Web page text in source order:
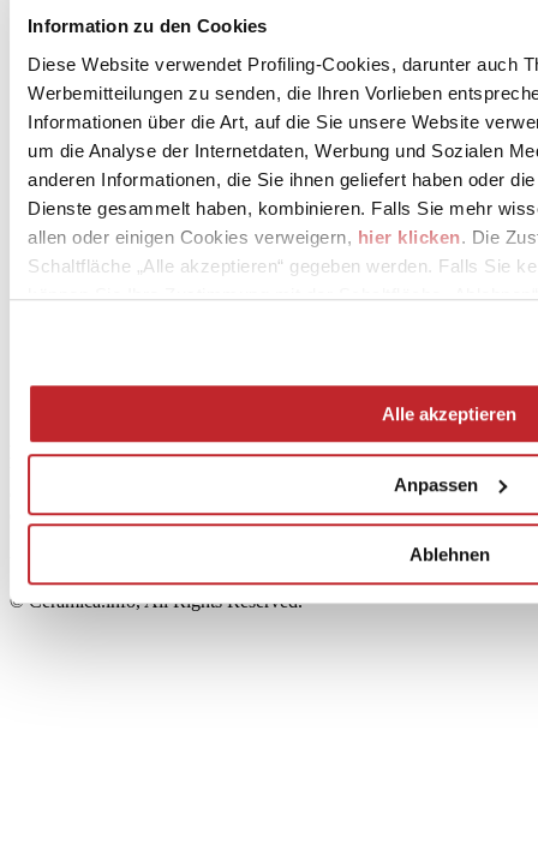
Information zu den Cookies
Diese Website verwendet Profiling-Cookies, darunter auch
Werbemitteilungen zu senden, die Ihren Vorlieben
Informationen über die Art, auf die Sie unsere Website
um die Analyse der Internetdaten, Werbung und Sozialen
anderen Informationen, die Sie ihnen geliefert haben oder
Dienste gesammelt haben, kombinieren. Falls Sie mehr
allen oder einigen Cookies verweigern, hier klicken. Die
Schaltfläche „Alle akzeptieren“ gegeben werden. Falls Sie
können Sie Ihre Zustimmung mit der Schaltfläche
Alle akzeptieren
Anpassen
Ablehnen
News
aziende
Cookie Policy
Edi.Cer S.p.a. Società unipersonale
Viale Monte Santo, 40 - 41049 Sassuolo (MO) - Italy
Capitale Sociale: 2.500.000 euro - Codice fiscale e P.IVA
00853700367
© Ceramica.info, All Rights Reserved.